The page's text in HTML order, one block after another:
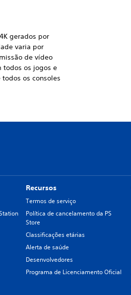
gerados por
varia por
de vídeo
todos os jogos e
os consoles
Recursos
Termos de serviço
Política de cancelamento da PS
Store
Classificações etárias
Alerta de saúde
Desenvolvedores
Programa de Licenciamento Oficial